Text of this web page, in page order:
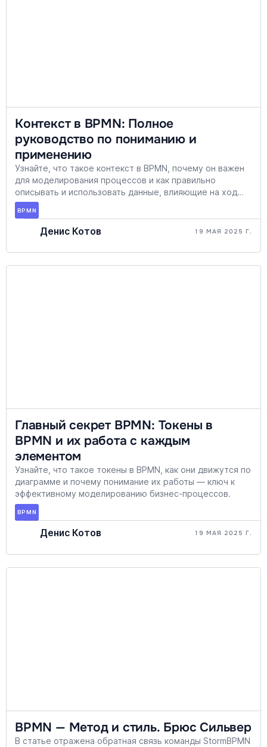
Контекст в BPMN: Полное
руководство по пониманию и
применению
Узнайте, что такое контекст в BPMN, почему он важен
для моделирования процессов и как правильно
описывать и использовать данные, влияющие на ход
бизнес-процессов.
BPMN
Денис Котов 19 МАЯ 2025 Г.
Главный секрет BPMN: Токены в
BPMN и их работа с каждым
элементом
Узнайте, что такое токены в BPMN, как они движутся по
диаграмме и почему понимание их работы — ключ к
эффективному моделированию бизнес-процессов.
BPMN
Денис Котов 19 МАЯ 2025 Г.
BPMN — Метод и стиль. Брюс Сильвер
В статье отражена обратная связь команды StormBPMN